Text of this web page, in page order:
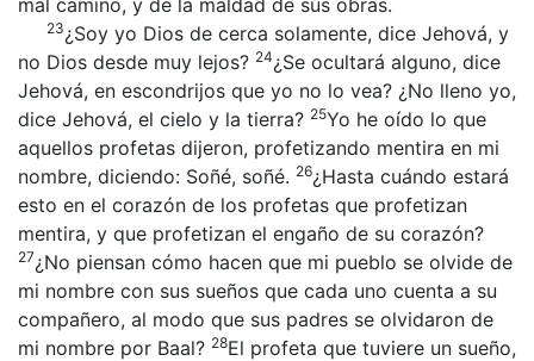
mal camino, y de la maldad de sus obras.
23¿Soy yo Dios de cerca solamente, dice Jehová, y
no Dios desde muy lejos? 24¿Se ocultará alguno, dice
Jehová, en escondrijos que yo no lo vea? ¿No lleno yo,
dice Jehová, el cielo y la tierra? 25Yo he oído lo que
aquellos profetas dijeron, profetizando mentira en mi
nombre, diciendo: Soñé, soñé. 26¿Hasta cuándo estará
esto en el corazón de los profetas que profetizan
mentira, y que profetizan el engaño de su corazón?
27¿No piensan cómo hacen que mi pueblo se olvide de
mi nombre con sus sueños que cada uno cuenta a su
compañero, al modo que sus padres se olvidaron de
mi nombre por Baal? 28El profeta que tuviere un sueño,